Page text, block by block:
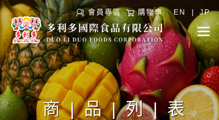
會員專區 購物車 EN JP
商|品|列|表